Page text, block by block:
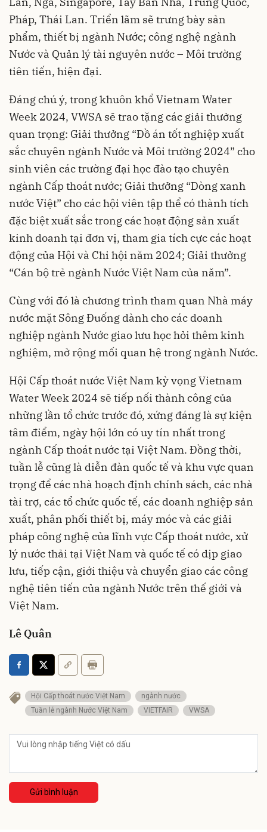
Pháp, Thái Lan. Triển lãm sẽ trưng bày sản
phẩm, thiết bị ngành Nước; công nghệ ngành
Nước và Quản lý tài nguyên nước – Môi trường
tiên tiến, hiện đại.
Đáng chú ý, trong khuôn khổ Vietnam Water
Week 2024, VWSA sẽ trao tặng các giải thưởng
quan trọng: Giải thưởng “Đồ án tốt nghiệp xuất
sắc chuyên ngành Nước và Môi trường 2024” cho
sinh viên các trường đại học đào tạo chuyên
ngành Cấp thoát nước; Giải thưởng “Dòng xanh
nước Việt” cho các hội viên tập thể có thành tích
đặc biệt xuất sắc trong các hoạt động sản xuất
kinh doanh tại đơn vị, tham gia tích cực các hoạt
động của Hội và Chi hội năm 2024; Giải thưởng
“Cán bộ trẻ ngành Nước Việt Nam của năm”.
Cùng với đó là chương trình tham quan Nhà máy
nước mặt Sông Đuống dành cho các doanh
nghiệp ngành Nước giao lưu học hỏi thêm kinh
nghiệm, mở rộng mối quan hệ trong ngành Nước.
Hội Cấp thoát nước Việt Nam kỳ vọng Vietnam
Water Week 2024 sẽ tiếp nối thành công của
những lần tổ chức trước đó, xứng đáng là sự kiện
tâm điểm, ngày hội lớn có uy tín nhất trong
ngành Cấp thoát nước tại Việt Nam. Đồng thời,
tuần lễ cũng là diễn đàn quốc tế và khu vực quan
trọng để các nhà hoạch định chính sách, các nhà
tài trợ, các tổ chức quốc tế, các doanh nghiệp sản
xuất, phân phối thiết bị, máy móc và các giải
pháp công nghệ của lĩnh vực Cấp thoát nước, xử
lý nước thải tại Việt Nam và quốc tế có dịp giao
lưu, tiếp cận, giới thiệu và chuyển giao các công
nghệ tiên tiến của ngành Nước trên thế giới và
Việt Nam.
Lê Quân
Hội Cấp thoát nước Việt Nam
ngành nước
Tuần lễ ngành Nước Việt Nam
VIETFAIR VWSA
Gửi bình luận